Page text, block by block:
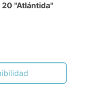
"Atlántida"